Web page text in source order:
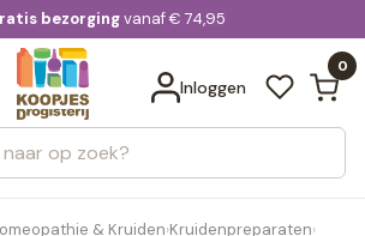
voor 20:00 uur besteld
bezorgingvanaf € 74,95
Inloggen
0
Bekijk alle resultaten
& Kruiden›Kruidenpreparaten›